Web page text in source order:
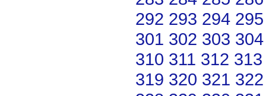
292 293 294 295
301 302 303 304
310 311 312 313
319 320 321 322